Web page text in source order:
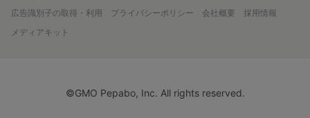
広告識別子の取得・利用
プライバシーポリシー 会社概要
採用情報
メディアキット
©GMO Pepabo, Inc. All rights reserved.